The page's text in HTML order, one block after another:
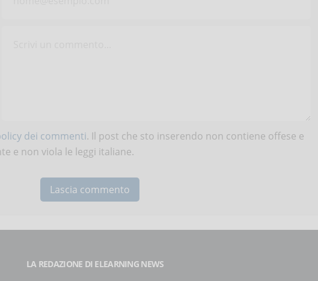
dei commenti. Il post che sto inserendo non contiene offese e
e non viola le leggi italiane.
LA REDAZIONE DI ELEARNING NEWS